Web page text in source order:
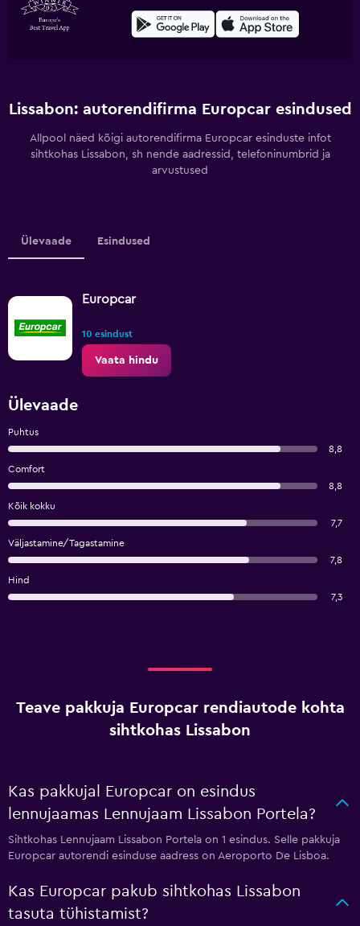
Lissabon: autorendifirma Europcar esindused
Allpool näed kõigi autorendifirma Europcar esinduste infot
sihtkohas Lissabon, sh nende aadressid, telefoninumbrid ja
arvustused
Ülevaade Esindused
Europcar
10 esindust
Vaata hindu
Ülevaade
Puhtus
8,8
Comfort
8,8
Kõik kokku
7,7
Väljastamine/Tagastamine
7,8
Hind
7,3
Teave pakkuja Europcar rendiautode kohta
sihtkohas Lissabon
Kas pakkujal Europcar on esindus
lennujaamas Lennujaam Lissabon Portela?
Sihtkohas Lennujaam Lissabon Portela on 1 esindus. Selle pakkuja
Europcar autorendi esinduse aadress on Aeroporto De Lisboa.
Kas Europcar pakub sihtkohas Lissabon
tasuta tühistamist?